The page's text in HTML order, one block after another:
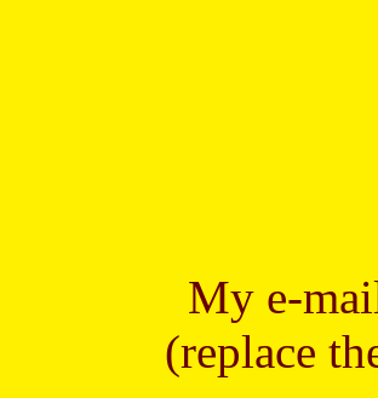
My e-
(replace